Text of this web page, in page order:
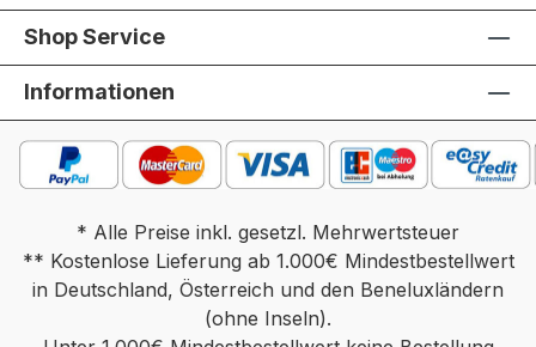
Shop Service
Informationen
* Alle Preise inkl. gesetzl. Mehrwertsteuer
** Kostenlose Lieferung ab 1.000€ Mindestbestellwert
in Deutschland, Österreich und den Beneluxländern
(ohne Inseln).